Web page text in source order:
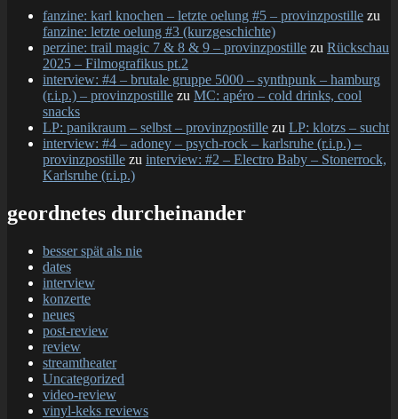
fanzine: karl knochen – letzte oelung #5 – provinzpostille zu
fanzine: letzte oelung #3 (kurzgeschichte)
perzine: trail magic 7 & 8 & 9 – provinzpostille zu Rückschau
2025 – Filmografikus pt.2
interview: #4 – brutale gruppe 5000 – synthpunk – hamburg
(r.i.p.) – provinzpostille zu MC: apéro – cold drinks, cool
snacks
LP: panikraum – selbst – provinzpostille zu LP: klotzs – sucht
interview: #4 – adoney – psych-rock – karlsruhe (r.i.p.) –
provinzpostille zu interview: #2 – Electro Baby – Stonerrock,
Karlsruhe (r.i.p.)
geordnetes durcheinander
besser spät als nie
dates
interview
konzerte
neues
post-review
review
streamtheater
Uncategorized
video-review
vinyl-keks reviews